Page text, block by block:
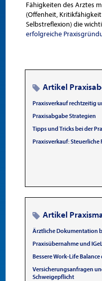
Fähigkeiten des Arztes
(Offenheit,
Selbstreflexion) die
erfolgreiche
Artikel
Praxisverkauf rechtzeitig
Praxisabgabe Strategien
Tipps und Tricks bei der
Praxisverkauf: Steuerliche
Artikel
Ärztliche Dokumentation
Praxisübernahme und
Bessere Work-Life
Versicherungsanfragen
Schweigepflicht